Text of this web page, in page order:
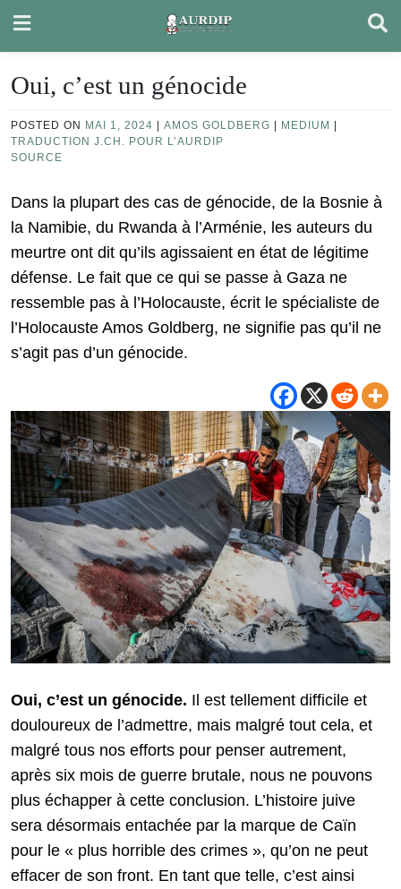
content
Oui, c’est un génocide
POSTED ON MAI 1, 2024 AMOS GOLDBERG MEDIUM
TRADUCTION J.CH. POUR L’AURDIP
SOURCE
Dans la plupart des cas de génocide, de la Bosnie à
la Namibie, du Rwanda à l’Arménie, les auteurs du
meurtre ont dit qu’ils agissaient en état de légitime
défense. Le fait que ce qui se passe à Gaza ne
ressemble pas à l’Holocauste, écrit le spécialiste de
l’Holocauste Amos Goldberg, ne signifie pas qu’il ne
s’agit pas d’un génocide.
Oui, c’est un génocide. Il est tellement difficile et
douloureux de l’admettre, mais malgré tout cela, et
malgré tous nos efforts pour penser autrement,
après six mois de guerre brutale, nous ne pouvons
plus échapper à cette conclusion. L’histoire juive
sera désormais entachée par la marque de Caïn
pour le « plus horrible des crimes », qu’on ne peut
effacer de son front. En tant que telle, c’est ainsi